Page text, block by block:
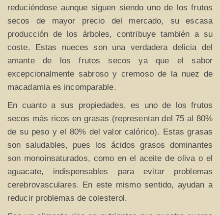
reduciéndose aunque siguen siendo uno de los frutos
secos de mayor precio del mercado, su escasa
producción de los árboles, contribuye también a su
coste. Estas nueces son una verdadera delicia del
amante de los frutos secos ya que el sabor
excepcionalmente sabroso y cremoso de la nuez de
macadamia es incomparable.
En cuanto a sus propiedades, es uno de los frutos
secos más ricos en grasas (representan del 75 al 80%
de su peso y el 80% del valor calórico). Estas grasas
son saludables, pues los ácidos grasos dominantes
son monoinsaturados, como en el aceite de oliva o el
aguacate, indispensables para evitar problemas
cerebrovasculares. En este mismo sentido, ayudan a
reducir problemas de colesterol.